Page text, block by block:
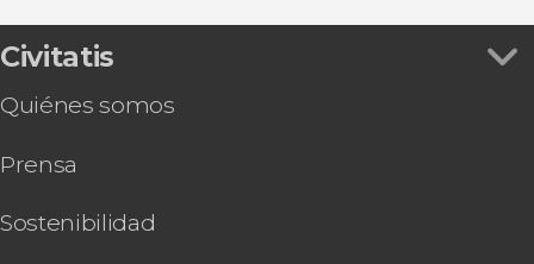
Algar
Free tour por Benidorm
Excursión a la isla de Tabarca y el palmeral de
Parasailing en Benidorm
Tour en moto de agua por Benidorm
Civitatis
Quiénes somos
Prensa
Sostenibilidad